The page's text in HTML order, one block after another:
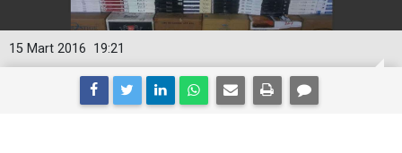
19:21
15 Mart 2016